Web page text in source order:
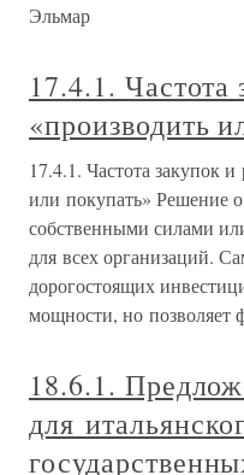
Эльмар
17.4.1.
«производить
17.4.1. Частота закупок
или покупать» Решение
собственными силами
для всех организаций.
дорогостоящих
мощности, но позволяет
18.6.1.
для